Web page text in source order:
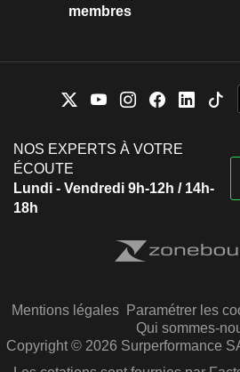
membres
NOS EXPERTS À VOTRE
ÉCOUTE
Lundi - Vendredi 9h-12h / 14h-
18h
Mentions légales Paramétrer les
Qui sommes-
Copyright © 2026 Surperformance